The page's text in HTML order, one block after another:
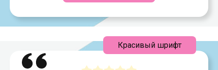
Красивый шрифт